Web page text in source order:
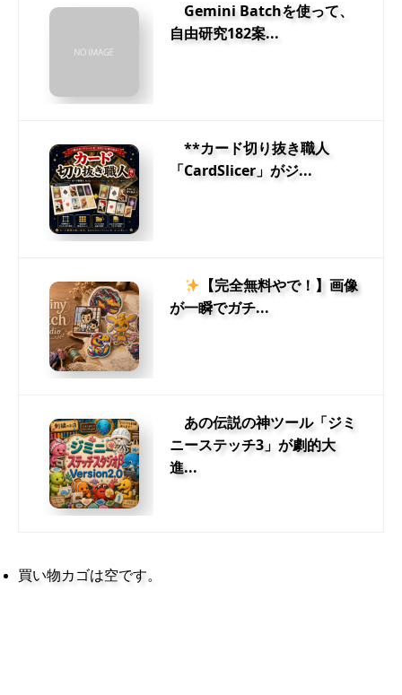
Gemini Batchを使って、
自由研究182案...
**カード切り抜き職人
「CardSlicer」がジ...
【完全無料やで！】画像
が一瞬でガチ...
あの伝説の神ツール「ジミ
ニーステッチ3」が劇的大
進...
買い物カゴは空です。